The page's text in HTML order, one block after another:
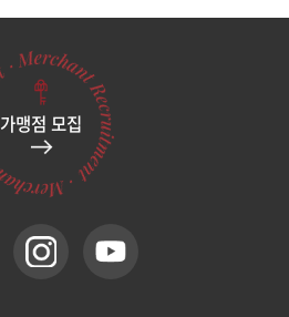
가맹점 모집